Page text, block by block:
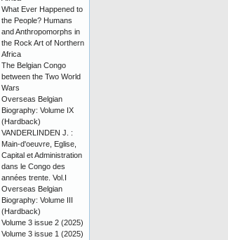
What Ever Happened to
the People? Humans
and Anthropomorphs in
the Rock Art of Northern
Africa
The Belgian Congo
between the Two World
Wars
Overseas Belgian
Biography: Volume IX
(Hardback)
VANDERLINDEN J. :
Main-d'oeuvre, Eglise,
Capital et Administration
dans le Congo des
années trente. Vol.I
Overseas Belgian
Biography: Volume III
(Hardback)
Volume 3 issue 2 (2025)
Volume 3 issue 1 (2025)